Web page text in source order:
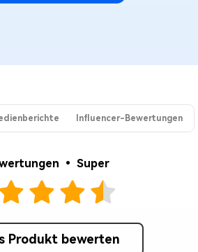
Influencer-Bewertungen
• Super
Produkt bewerten